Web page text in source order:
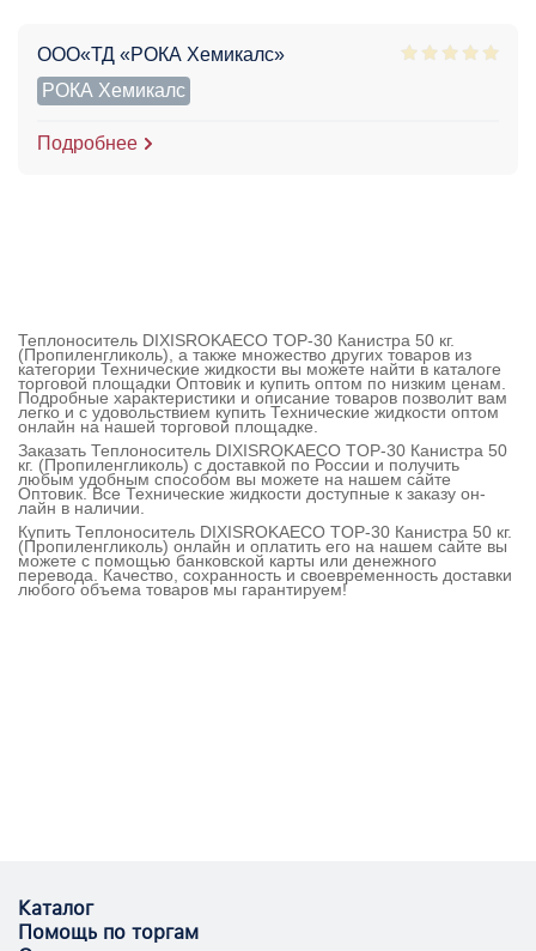
ООО«ТД «РОКА Хемикалс»
РОКА Хемикалс
Подробнее
Теплоноситель DIXISROKAECO TOP-30 Канистра 50 кг.
(Пропиленгликоль), а также множество других товаров из
категории Технические жидкости вы можете найти в каталоге
торговой площадки Оптовик и купить оптом по низким ценам.
Подробные характеристики и описание товаров позволит вам
легко и с удовольствием купить Технические жидкости оптом
онлайн на нашей торговой площадке.
Заказать Теплоноситель DIXISROKAECO TOP-30 Канистра 50
кг. (Пропиленгликоль) с доставкой по России и получить
любым удобным способом вы можете на нашем сайте
Оптовик. Все Технические жидкости доступные к заказу он-
лайн в наличии.
Купить Теплоноситель DIXISROKAECO TOP-30 Канистра 50 кг.
(Пропиленгликоль) онлайн и оплатить его на нашем сайте вы
можете с помощью банковской карты или денежного
перевода. Качество, сохранность и своевременность доставки
любого объема товаров мы гарантируем!
Каталог
Помощь по торгам